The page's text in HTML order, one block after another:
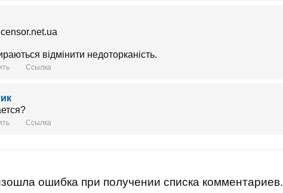
відмінити недоторканість.
Ссылка
Ссылка
ошибка при получении списка комментариев.